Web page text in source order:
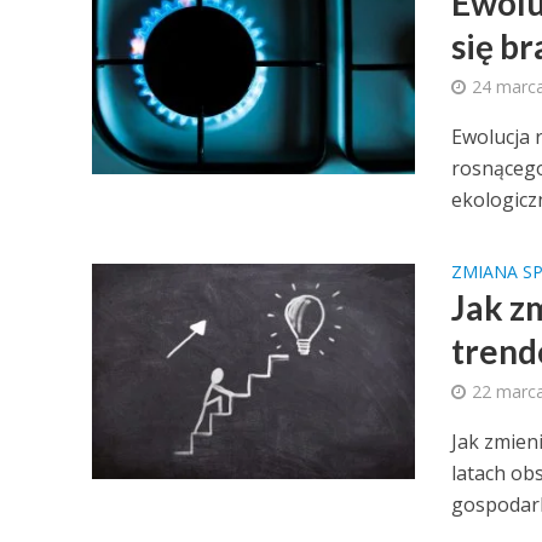
się
24
Ewolucja
ZMIANA
Jak
22
Jak
latach